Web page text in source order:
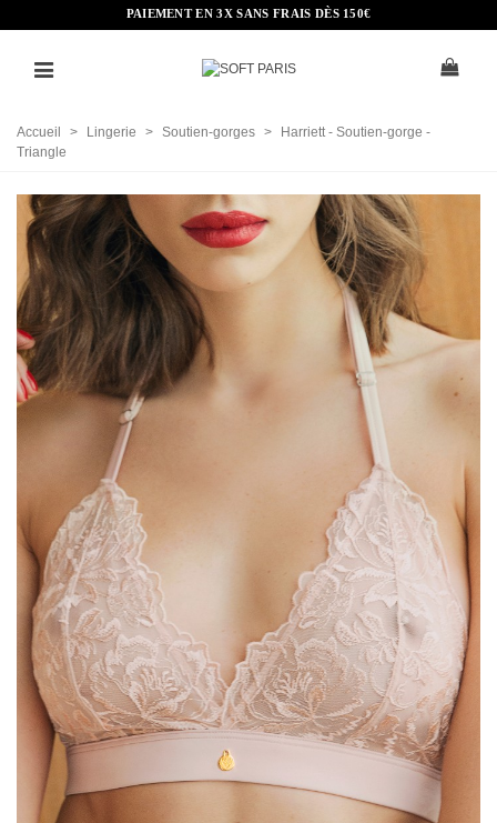
PAIEMENT EN 3X SANS FRAIS DÈS 150€
Accueil > Lingerie > Soutien-gorges >
Harriett - Soutien-gorge -
Triangle